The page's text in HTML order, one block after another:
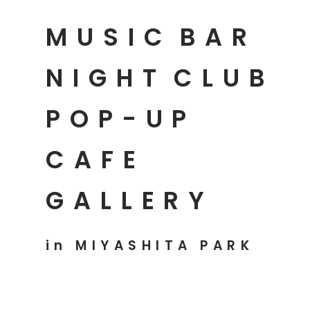
NIGHT CLUB
MUSIC BAR
POP-UP
CAFE
GALLERY
in MIYASHITA PARK